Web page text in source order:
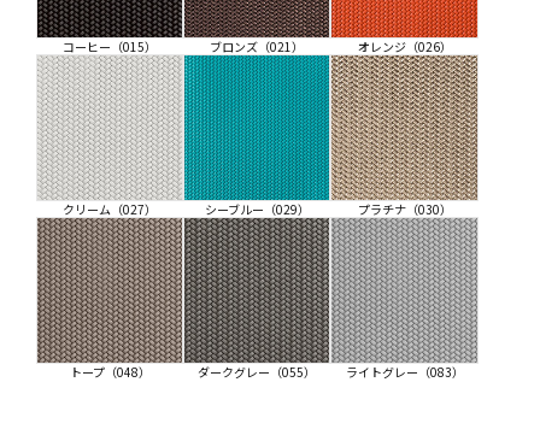
コーヒー（015） ブロンズ（021） オレンジ（026）
クリーム（027） シーブルー（029） プラチナ（030）
トープ（048） ダークグレー（055） ライトグレー（083）